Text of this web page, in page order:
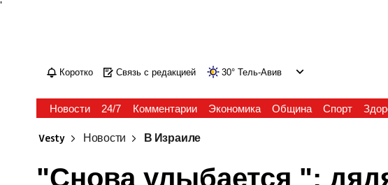
'
Коротко Связь с редакцией 30° Тель-Авив
Новости 24/7 Комментарии Экономика Община Спорт
Vesty Новости В Израиле
"Снова улыбается ":